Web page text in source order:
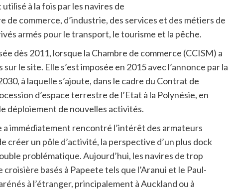
à la fois par les navires de
de commerce, d’industrie, des services et des métiers de
armés pour le transport, le tourisme et la pêche.
dès 2011, lorsque la Chambre de commerce (CCISM) a
le site. Elle s’est imposée en 2015 avec l’annonce par la
à laquelle s’ajoute, dans le cadre du Contrat de
d’espace terrestre de l’Etat à la Polynésie, en
déploiement de nouvelles activités.
immédiatement rencontré l’intérêt des armateurs
créer un pôle d’activité, la perspective d’un plus dock
problématique. Aujourd’hui, les navires de trop
basés à Papeete tels que l’Aranui et le Paul-
à l’étranger, principalement à Auckland ou à